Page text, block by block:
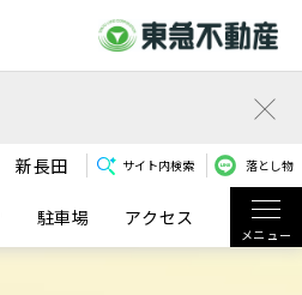
新長田 サイト内検索 落とし物
駐車場 アクセス
メニュー